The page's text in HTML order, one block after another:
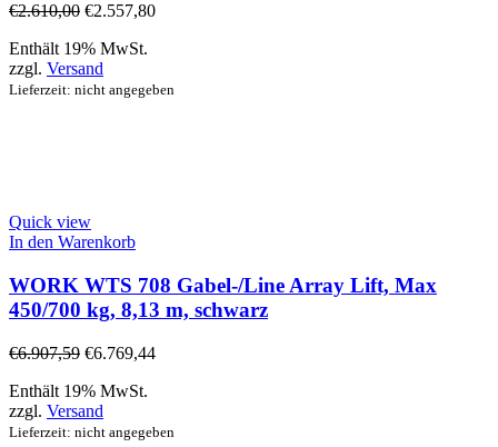
€2.610,00 €2.557,80
Enthält 19% MwSt.
zzgl. Versand
Lieferzeit: nicht angegeben
Quick view
In den Warenkorb
WORK WTS 708 Gabel-/Line Array Lift, Max
450/700 kg, 8,13 m, schwarz
€6.907,59 €6.769,44
Enthält 19% MwSt.
zzgl. Versand
Lieferzeit: nicht angegeben